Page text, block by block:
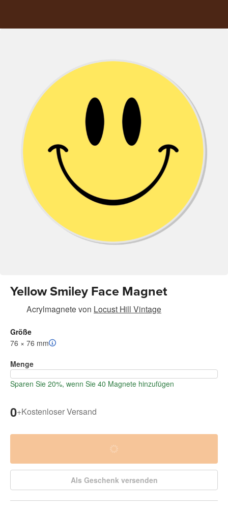
Yellow Smiley Face Magnet
Acrylmagnete von Locust Hill Vintage
Größe
76 × 76 mm
Menge
Sparen Sie 20%, wenn Sie 40 Magnete hinzufügen
0+Kostenloser Versand
Als Geschenk versenden